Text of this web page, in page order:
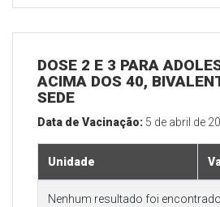
DOSE 2 E 3 PARA
ACIMA DOS 40,
SEDE
Data de Vacinação: 5 de abril de
Unidade
Nenhum resultado foi encontrado.